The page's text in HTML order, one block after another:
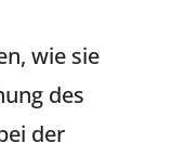
wie sie
des
der